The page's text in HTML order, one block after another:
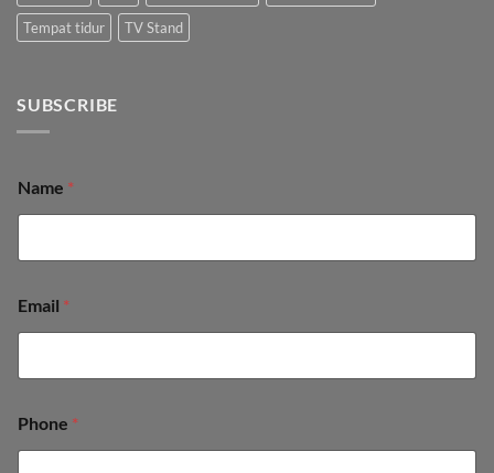
Tempat tidur
TV Stand
SUBSCRIBE
Name *
Email *
Phone *